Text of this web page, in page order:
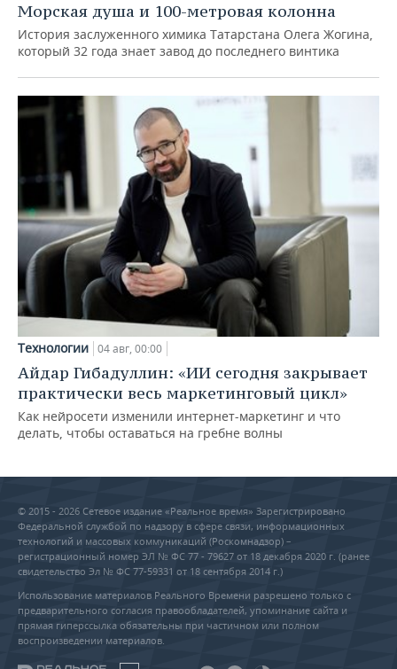
Морская душа и 100-метровая колонна
История заслуженного химика Татарстана Олега Жогина,
который 32 года знает завод до последнего винтика
Технологии 04 авг, 00:00
Айдар Гибадуллин: «ИИ сегодня закрывает
практически весь маркетинговый цикл»
Как нейросети изменили интернет-маркетинг и что
делать, чтобы оставаться на гребне волны
© 2015 - 2026 Сетевое издание «Реальное время» Зарегистрировано
Федеральной службой по надзору в сфере связи, информационных
технологий и массовых коммуникаций (Роскомнадзор) –
регистрационный номер ЭЛ № ФС 77 - 79627 от 18 декабря 2020 г. (ранее
свидетельство Эл № ФС 77-59331 от 18 сентября 2014 г.)
Использование материалов Реального Времени разрешено только с
предварительного согласия правообладателей, упоминание сайта и
прямая гиперссылка обязательны при частичном или полном
воспроизведении материалов.